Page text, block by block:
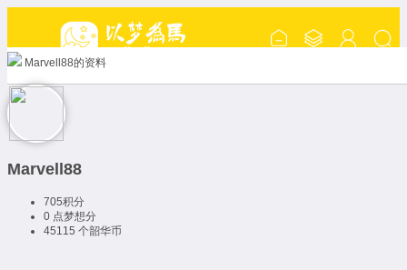
Marvell88的资料
Marvell88
705积分
0 点梦想分
45115 个韶华币